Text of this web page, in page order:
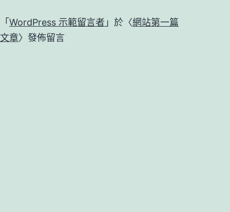
「 WordPress 示範留言者 」於〈網站第一篇
文章〉發佈留言